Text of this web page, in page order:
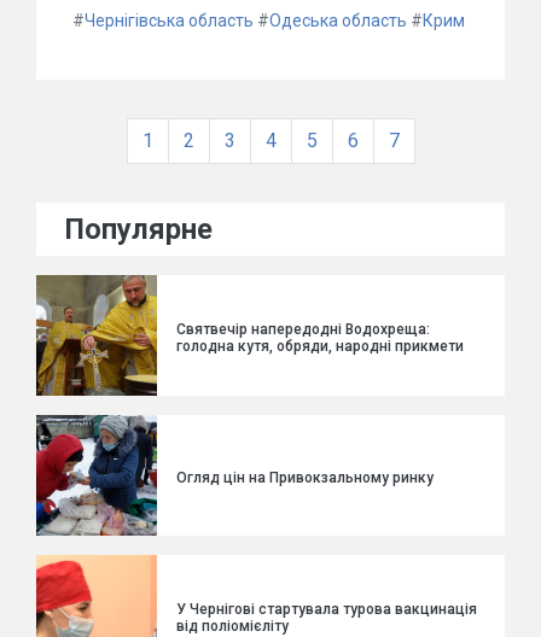
#Чернігівська область #Одеська область #Крим
1 2 3 4 5 6 7
Популярне
Святвечір напередодні Водохреща:
голодна кутя, обряди, народні прикмети
Огляд цін на Привокзальному ринку
У Чернігові стартувала турова вакцинація
від поліомієліту